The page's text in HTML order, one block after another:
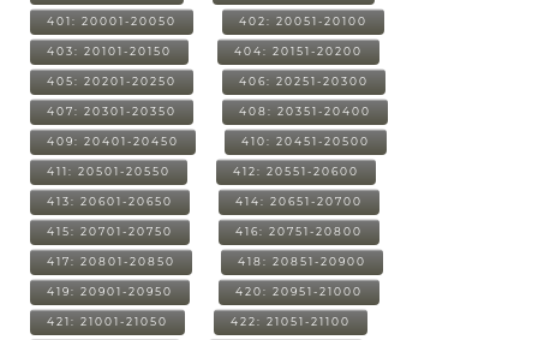
401: 20001-20050 402: 20051-20100
403: 20101-20150 404: 20151-20200
405: 20201-20250 406: 20251-20300
407: 20301-20350 408: 20351-20400
409: 20401-20450 410: 20451-20500
411: 20501-20550 412: 20551-20600
413: 20601-20650 414: 20651-20700
415: 20701-20750 416: 20751-20800
417: 20801-20850 418: 20851-20900
419: 20901-20950 420: 20951-21000
421: 21001-21050 422: 21051-21100